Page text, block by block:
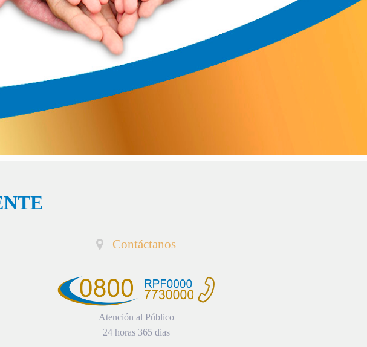
a las necesidades de
Contáctanos
Atención al Público
24 horas 365 dias